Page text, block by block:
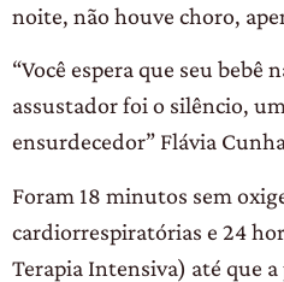
noite, não houve choro,
“Você espera que seu bebê
assustador foi o silêncio,
ensurdecedor” Flávia
Foram 18 minutos sem
cardiorrespiratórias e 24
Terapia Intensiva) até que